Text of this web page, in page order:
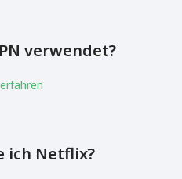
verwendet?
ich Netflix?